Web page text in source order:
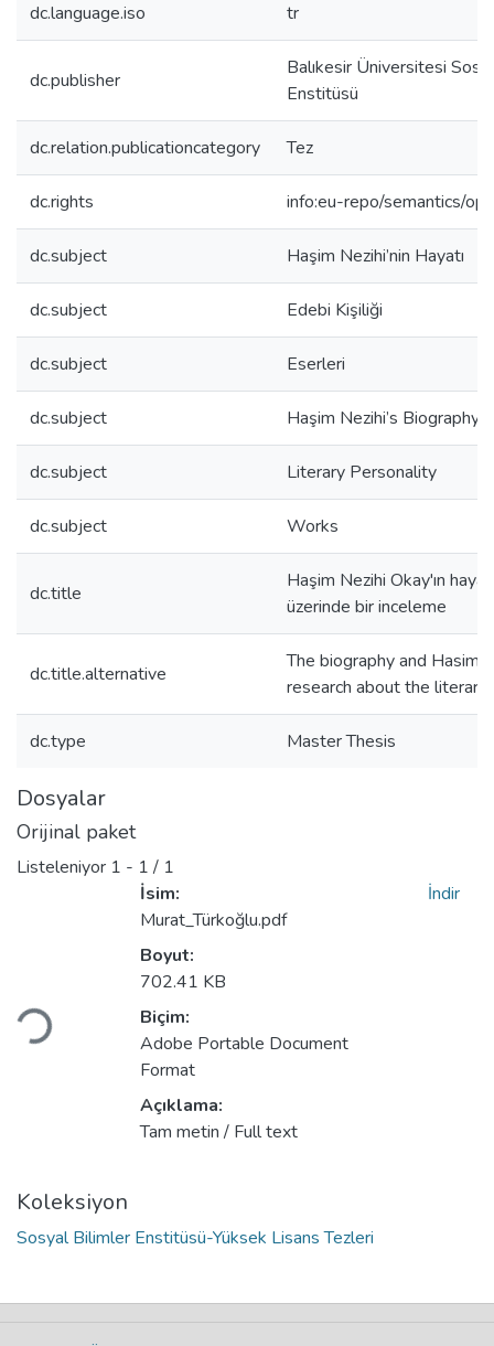
dc.language.iso tr
dc.publisher
Balıkesir Üniversitesi
Enstitüsü
dc.relation.publicationcategory Tez
dc.rights info:eu-repo/semantics/
dc.subject Haşim Nezihi’nin Hayatı
dc.subject Edebi Kişiliği
dc.subject Eserleri
dc.subject Haşim Nezihi’s Biography
dc.subject Literary Personality
dc.subject Works
dc.title
Haşim Nezihi Okay'ın
üzerinde bir inceleme
dc.title.alternative
The biography and Hasim
research about the
dc.type Master Thesis
Dosyalar
Orijinal paket
Listeleniyor 1 - 1 / 1
Yükleniyor...
İsim:
Murat_Türkoğlu.pdf
Boyut:
702.41 KB
Biçim:
Adobe Portable Document
Format
Açıklama:
Tam metin / Full text
İndir
Koleksiyon
Sosyal Bilimler Enstitüsü-Yüksek Lisans Tezleri